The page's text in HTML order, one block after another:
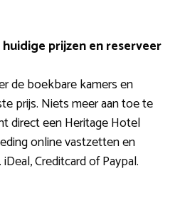
prijzen en reserveer
de boekbare kamers en
prijs. Niets meer aan toe te
direct een Heritage Hotel
online vastzetten en
Creditcard of Paypal.